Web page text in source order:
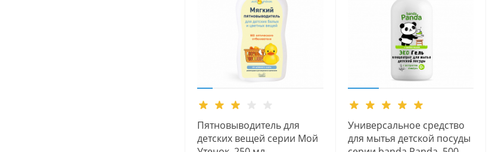
Пятновыводитель для
детских вещей серии Мой
Универсальное средство
для мытья детской посуды